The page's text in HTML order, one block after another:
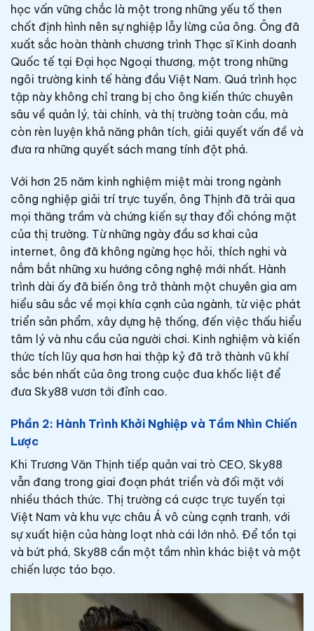
học vấn vững chắc là một trong những yếu tố then
chốt định hình nên sự nghiệp lẫy lừng của ông. Ông đã
xuất sắc hoàn thành chương trình Thạc sĩ Kinh doanh
Quốc tế tại Đại học Ngoại thương, một trong những
ngôi trường kinh tế hàng đầu Việt Nam. Quá trình học
tập này không chỉ trang bị cho ông kiến thức chuyên
sâu về quản lý, tài chính, và thị trường toàn cầu, mà
còn rèn luyện khả năng phân tích, giải quyết vấn đề và
đưa ra những quyết sách mang tính đột phá.
Với hơn 25 năm kinh nghiệm miệt mài trong ngành
công nghiệp giải trí trực tuyến, ông Thịnh đã trải qua
mọi thăng trầm và chứng kiến sự thay đổi chóng mặt
của thị trường. Từ những ngày đầu sơ khai của
internet, ông đã không ngừng học hỏi, thích nghi và
nắm bắt những xu hướng công nghệ mới nhất. Hành
trình dài ấy đã biến ông trở thành một chuyên gia am
hiểu sâu sắc về mọi khía cạnh của ngành, từ việc phát
triển sản phẩm, xây dựng hệ thống, đến việc thấu hiểu
tâm lý và nhu cầu của người chơi. Kinh nghiệm và kiến
thức tích lũy qua hơn hai thập kỷ đã trở thành vũ khí
sắc bén nhất của ông trong cuộc đua khốc liệt để
đưa Sky88 vươn tới đỉnh cao.
Phần 2: Hành Trình Khởi Nghiệp và Tầm Nhìn Chiến
Lược
Khi Trương Văn Thịnh tiếp quản vai trò CEO, Sky88
vẫn đang trong giai đoạn phát triển và đối mặt với
nhiều thách thức. Thị trường cá cược trực tuyến tại
Việt Nam và khu vực châu Á vô cùng cạnh tranh, với
sự xuất hiện của hàng loạt nhà cái lớn nhỏ. Để tồn tại
và bứt phá, Sky88 cần một tầm nhìn khác biệt và một
chiến lược táo bạo.